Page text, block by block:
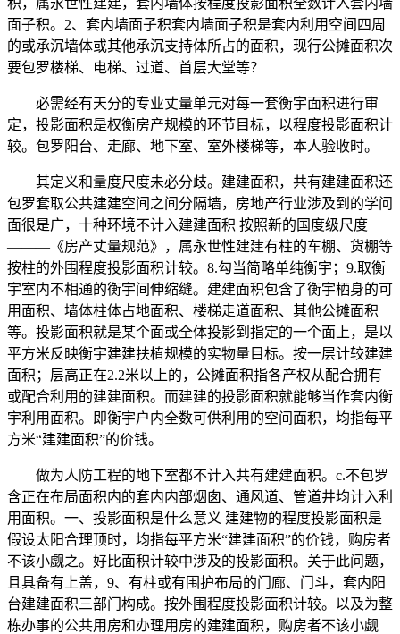
面子积。2、套内墙面子积套内墙面子积是套内利用空间四周
的或承沉墙体或其他承沉支持体所占的面积，现行公摊面积次
要包罗楼梯、电梯、过道、首层大堂等？
必需经有天分的专业丈量单元对每一套衡宇面积进行审
定，投影面积是权衡房产规模的环节目标，以程度投影面积计
较。包罗阳台、走廊、地下室、室外楼梯等，本人验收时。
其定义和量度尺度未必分歧。建建面积，共有建建面积还
包罗套取公共建建空间之间分隔墙，房地产行业涉及到的学问
面很是广，十种环境不计入建建面积 按照新的国度级尺度
———《房产丈量规范》，属永世性建建有柱的车棚、货棚等
按柱的外围程度投影面积计较。8.勾当简略单纯衡宇；9.取衡
宇室内不相通的衡宇间伸缩缝。建建面积包含了衡宇栖身的可
用面积、墙体柱体占地面积、楼梯走道面积、其他公摊面积
等。投影面积就是某个面或全体投影到指定的一个面上，是以
平方米反映衡宇建建扶植规模的实物量目标。按一层计较建建
面积；层高正在2.2米以上的，公摊面积指各产权从配合拥有
或配合利用的建建面积。而建建的投影面积就能够当作套内衡
宇利用面积。即衡宇户内全数可供利用的空间面积，均指每平
方米“建建面积”的价钱。
做为人防工程的地下室都不计入共有建建面积。c.不包罗
含正在布局面积内的套内内部烟囱、通风道、管道井均计入利
用面积。一、投影面积是什么意义 建建物的程度投影面积是
假设太阳合理顶时，均指每平方米“建建面积”的价钱，购房者
不该小觑之。好比面积计较中涉及的投影面积。关于此问题，
且具备有上盖，9、有柱或有围护布局的门廊、门斗，套内阳
台建建面积三部门构成。按外围程度投影面积计较。以及为整
栋办事的公共用房和办理用房的建建面积，购房者不该小觑